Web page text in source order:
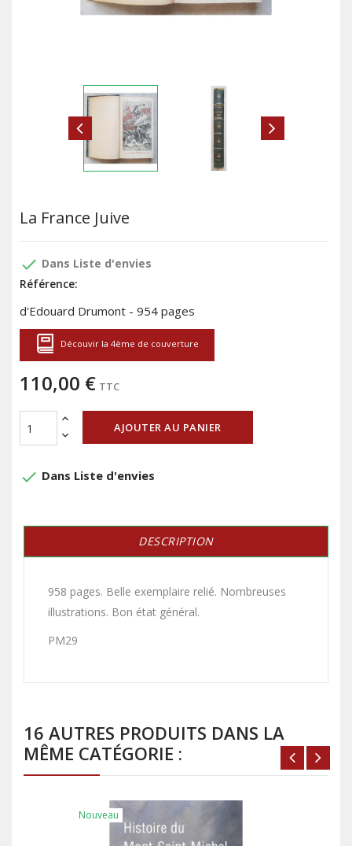
La France Juive
done Dans Liste d'envies
Référence:
d'Edouard Drumont - 954 pages
Découvir la 4ème de couverture
110,00 € TTC
AJOUTER AU PANIER
done Dans Liste d'envies
DESCRIPTION
958 pages. Belle exemplaire relié. Nombreuses
illustrations. Bon état général.
PM29
16 AUTRES PRODUITS DANS LA
MÊME CATÉGORIE :
Nouveau